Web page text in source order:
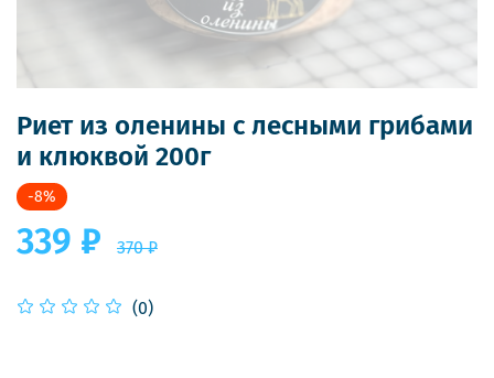
Риет из оленины с лесными грибами
и клюквой 200г
(0)
-8%
339 ₽ 370 ₽